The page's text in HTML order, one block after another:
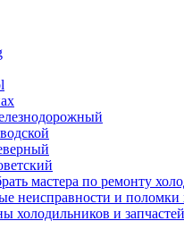
мастера по ремонту
неисправности и поломки
холодильников и